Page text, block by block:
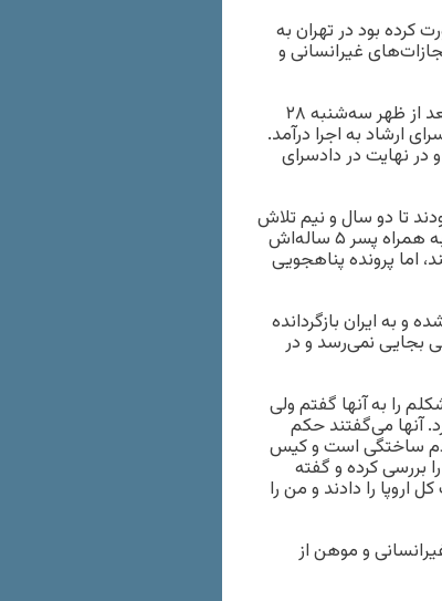
کرده بود در تهران به
غیر‌انسانی و
به گزارش خبرگزاری هرانا به نقل از سازمان حقوق بشر ایران، ساعت یک بعد از ظهر سه‌شنبه ۲۸
در شعبه ۳ اجرای احکام دادسرای ارشاد به اجرا درآمد.
و در نهایت در دادسرای
تا دو سال و نیم تلاش
کردند که حکم صادره را تغییر دهند و پس از نا امید شدن از این امر، لیلا به همراه پسر ۵ ساله‌اش
اما پرونده پناهجویی
خود که اکنون ۱۳ سال دارد جدا شده و به ایران بازگردانده
بجایی نمی‌رسد و در
را به آنها گفتم ولی
نکرد. آنها می‌گفتند حکم
ساختگی است و کیس
بررسی کرده و گفته
را دادند و من را
و موهن از